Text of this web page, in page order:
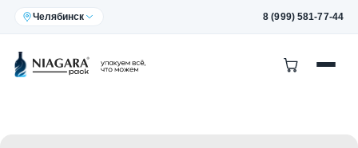
Челябинск 8 (999) 581-77-44